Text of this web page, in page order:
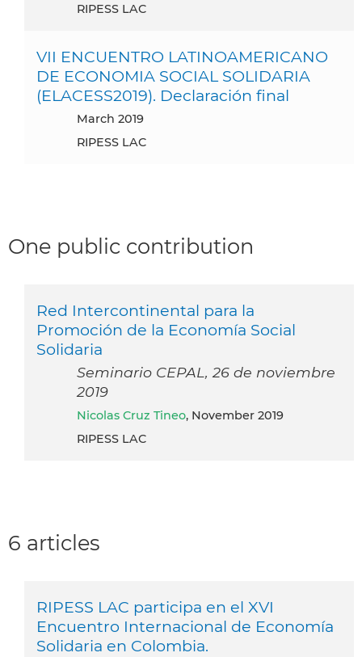
RIPESS LAC
VII ENCUENTRO LATINOAMERICANO
DE ECONOMIA SOCIAL SOLIDARIA
(ELACESS2019). Declaración final
March 2019
RIPESS LAC
One public contribution
Red Intercontinental para la
Promoción de la Economía Social
Solidaria
Seminario CEPAL, 26 de noviembre
2019
Nicolas Cruz Tineo, November 2019
RIPESS LAC
6 articles
RIPESS LAC participa en el XVI
Encuentro Internacional de Economía
Solidaria en Colombia.